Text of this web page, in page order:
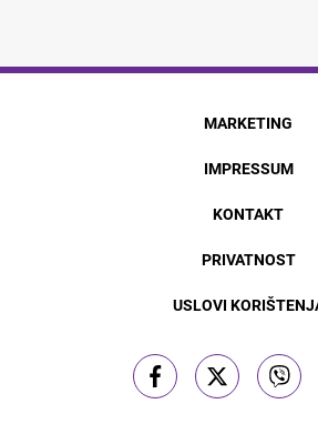
MARKETING
IMPRESSUM
KONTAKT
PRIVATNOST
USLOVI